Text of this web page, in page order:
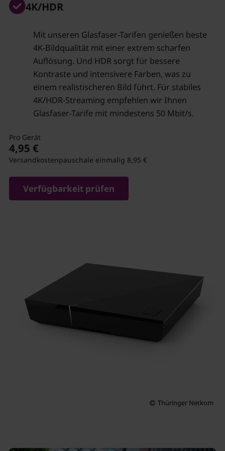
4K/HDR
Mit unseren Glasfaser-Tarifen genießen beste
4K-Bildqualität mit einer extrem scharfen
Auflösung. Und HDR sorgt für bessere
Kontraste und intensivere Farben, was zu
einem realistischeren Bild führt. Für stabiles
4K/HDR-Streaming empfehlen wir Ihnen
Glasfaser-Tarife mit mindestens 50 Mbit/s.
Pro Gerät
4,95 €
Versandkostenpauschale einmalig 8,95 €
Verfügbarkeit prüfen
Thüringer Netkom